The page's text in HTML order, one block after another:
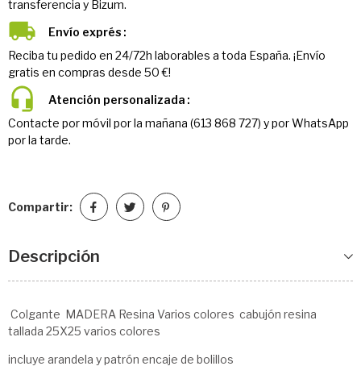
transferencia y Bizum.
Envío exprés
Reciba tu pedido en 24/72h laborables a toda España. ¡Envío
gratis en compras desde 50 €!
Atención personalizada
Contacte por móvil por la mañana (613 868 727) y por WhatsApp
por la tarde.
Compartir:
Descripción
Colgante MADERA Resina Varios colores cabujón resina
tallada 25X25 varios colores
incluye arandela y patrón encaje de bolillos